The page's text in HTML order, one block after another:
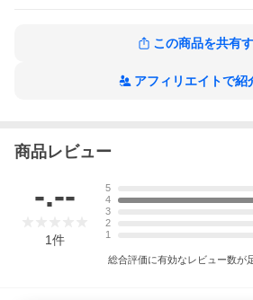
太いピッチャーは少ないのか●「ケツで押
トレではおなかの脂肪は1グラムも減らな
この商品を共有
アフィリエイトで紹
商品レビュー
-.--
1件
5
4
3
2
1
総合評価に有効なレビュー数が